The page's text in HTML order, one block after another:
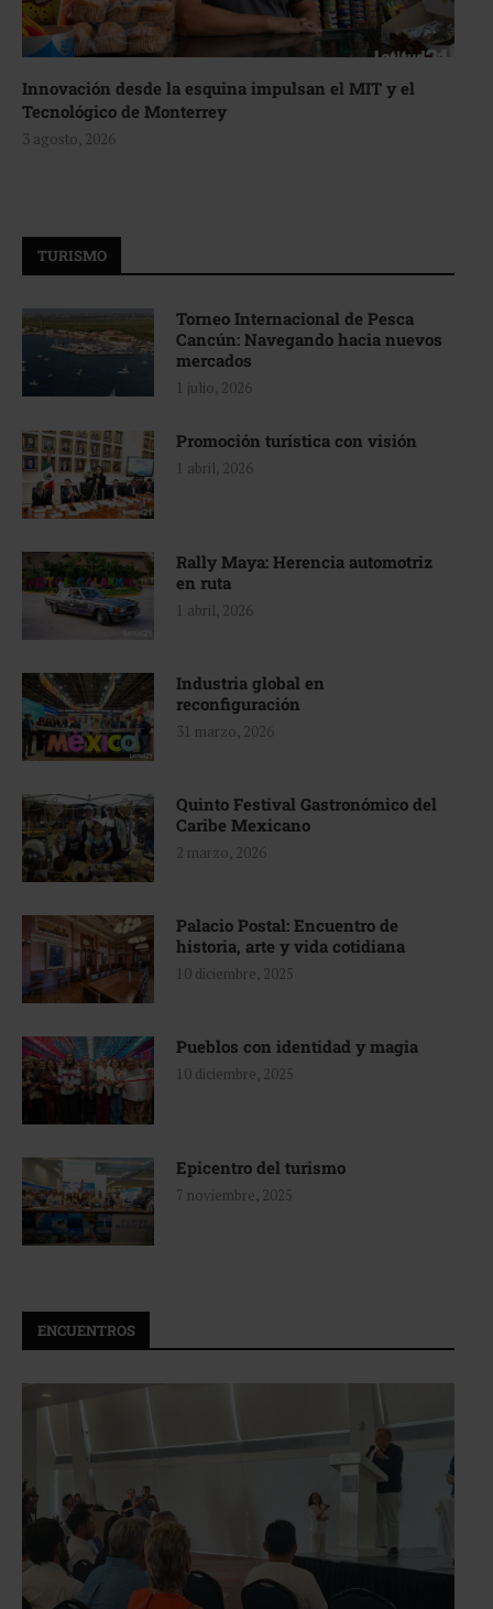
Innovación desde la esquina impulsan el MIT y el
Tecnológico de Monterrey
3 agosto, 2026
TURISMO
Torneo Internacional de Pesca
Cancún: Navegando hacia nuevos
mercados
1 julio, 2026
Promoción turística con visión
1 abril, 2026
Rally Maya: Herencia automotriz
en ruta
1 abril, 2026
Industria global en
reconfiguración
31 marzo, 2026
Quinto Festival Gastronómico del
Caribe Mexicano
2 marzo, 2026
Palacio Postal: Encuentro de
historia, arte y vida cotidiana
10 diciembre, 2025
Pueblos con identidad y magia
10 diciembre, 2025
Epicentro del turismo
7 noviembre, 2025
ENCUENTROS